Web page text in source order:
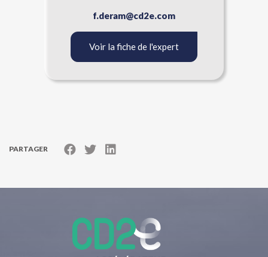
f.deram@cd2e.com
Voir la fiche de l'expert
PARTAGER